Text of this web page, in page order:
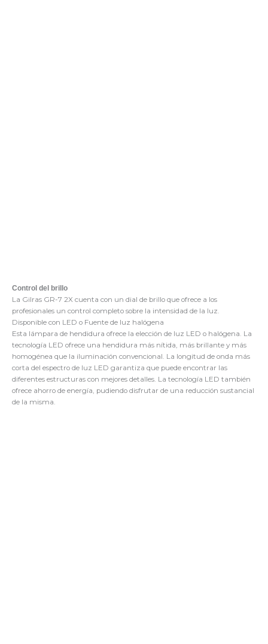
Control del brillo
La Gilras GR-7 2X cuenta con un dial de brillo que ofrece a los
profesionales un control completo sobre la intensidad de la luz.
Disponible con LED o Fuente de luz halógena
Esta lámpara de hendidura ofrece la elección de luz LED o halógena. La
tecnología LED ofrece una hendidura más nítida, más brillante y más
homogénea que la iluminación convencional. La longitud de onda más
corta del espectro de luz LED garantiza que puede encontrar las
diferentes estructuras con mejores detalles. La tecnología LED también
ofrece ahorro de energía, pudiendo disfrutar de una reducción sustancial
de la misma.